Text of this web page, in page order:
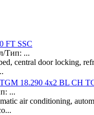
FT SSC
Тип: ...
central door locking,
18.290 4x2 BL CH
...
air conditioning,